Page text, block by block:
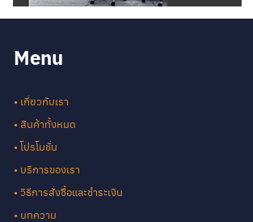
Menu
• เกี่ยวกับเรา
• สินค้าทั้งหมด
• โปรโมชั่น
• บริการของเรา
• วิธีการสั่งซื้อและชำระเงิน
• บทความ